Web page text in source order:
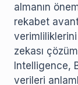
almanın
rekabet
zekası
Intelligence,
verileri